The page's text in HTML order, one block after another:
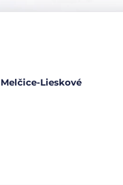
Melčice-Lieskové